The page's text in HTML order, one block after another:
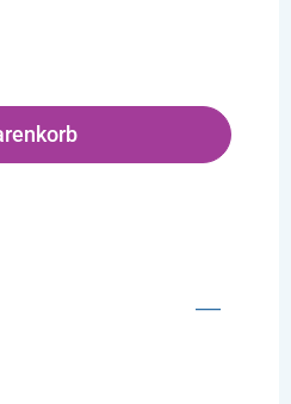
um die Anzahl zu erhöhen